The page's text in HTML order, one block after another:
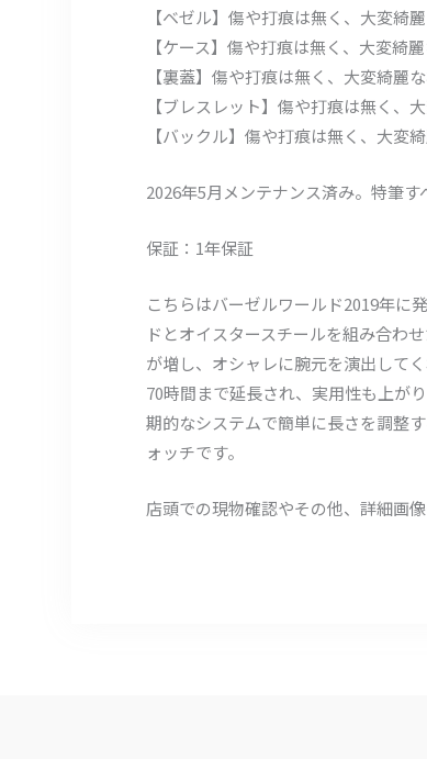
【ベゼル】傷や打痕は無く、大変綺麗
【ケース】傷や打痕は無く、大変綺麗
【裏蓋】傷や打痕は無く、大変綺麗な
【ブレスレット】傷や打痕は無く、
【バックル】傷や打痕は無く、大変
2026年5月メンテナンス済み。特筆す
保証：1年保証
こちらはバーゼルワールド2019年に
ドとオイスタースチールを組み合わ
が増し、オシャレに腕元を演出して
70時間まで延長され、実用性も上が
期的なシステムで簡単に長さを調整
ォッチです。
店頭での現物確認やその他、詳細画